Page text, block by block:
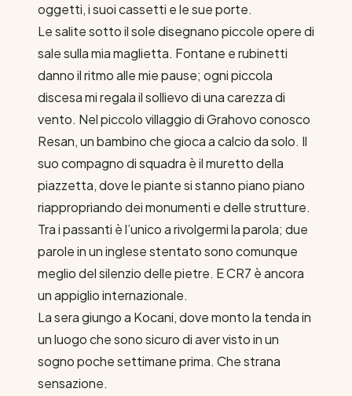
oggetti, i suoi cassetti e le sue porte.
Le salite sotto il sole disegnano piccole opere di
sale sulla mia maglietta. Fontane e rubinetti
danno il ritmo alle mie pause; ogni piccola
discesa mi regala il sollievo di una carezza di
vento. Nel piccolo villaggio di Grahovo conosco
Resan, un bambino che gioca a calcio da solo. Il
suo compagno di squadra è il muretto della
piazzetta, dove le piante si stanno piano piano
riappropriando dei monumenti e delle strutture.
Tra i passanti è l’unico a rivolgermi la parola; due
parole in un inglese stentato sono comunque
meglio del silenzio delle pietre. E CR7 è ancora
un appiglio internazionale.
La sera giungo a Kocani, dove monto la tenda in
un luogo che sono sicuro di aver visto in un
sogno poche settimane prima. Che strana
sensazione.